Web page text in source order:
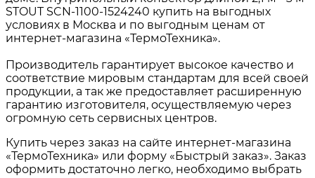
STOUT SCN-1100-1524240 купить на выгодных
условиях в Москва и по выгодным ценам от
интернет-магазина «ТермоТехника».
Производитель гарантирует высокое качество и
соответствие мировым стандартам для всей своей
продукции, а так же предоставляет расширенную
гарантию изготовителя, осуществляемую через
огромную сеть сервисных центров.
Купить через заказ на сайте интернет-магазина
«ТермоТехника» или форму «Быстрый заказ». Заказ
оформить достаточно легко, необходимо выбрать